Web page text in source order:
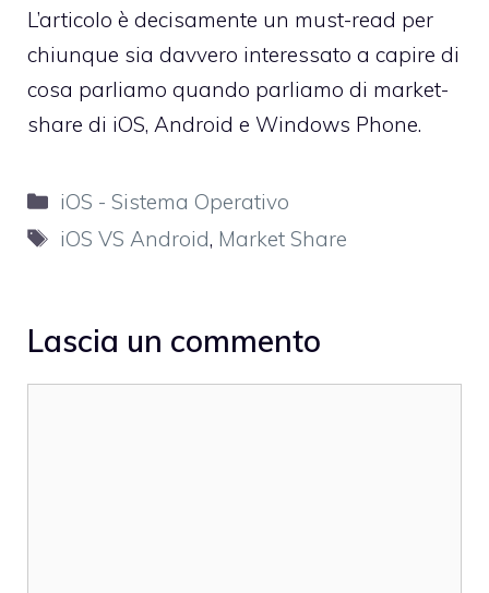
L’articolo è decisamente un must-read per
chiunque sia davvero interessato a capire di
cosa parliamo quando parliamo di market-
share di iOS, Android e Windows Phone.
Categorie
iOS - Sistema Operativo
Tag
iOS VS Android, Market Share
Lascia un commento